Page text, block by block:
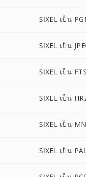
SIXEL เป็น
SIXEL เป็น
SIXEL เป็น FTS
SIXEL เป็น
SIXEL เป็น
SIXEL เป็น